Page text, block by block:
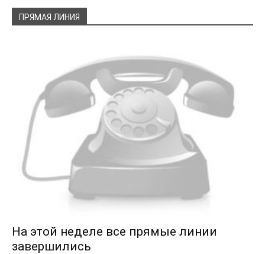
ПРЯМАЯ ЛИНИЯ
На этой неделе все прямые линии
завершились